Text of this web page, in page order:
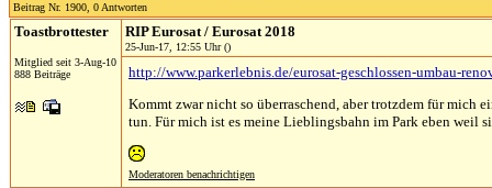
Beitrag Nr. 1900, 0 Antworten
Toastbrottester
Mitglied seit 3-Aug-10
888 Beiträge
RIP Eurosat / Eurosat 2018
25-Jun-17, 12:55 Uhr ()
http://www.parkerlebnis.de/eurosat-geschlossen-umbau-
Kommt zwar nicht so überraschend, aber trotzdem für mich
tun. Für mich ist es meine Lieblingsbahn im Park eben weil
Moderatoren benachrichtigen